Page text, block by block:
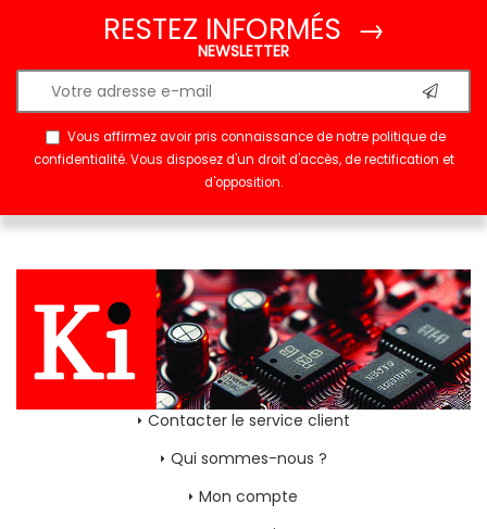
RESTEZ INFORMÉS →
NEWSLETTER
Vous affirmez avoir pris connaissance de notrepolitique de
confidentialité. Vous disposez d'un droit d'accès, de rectification et
d'opposition.
Contacter le service client
Qui sommes-nous ?
Mon compte